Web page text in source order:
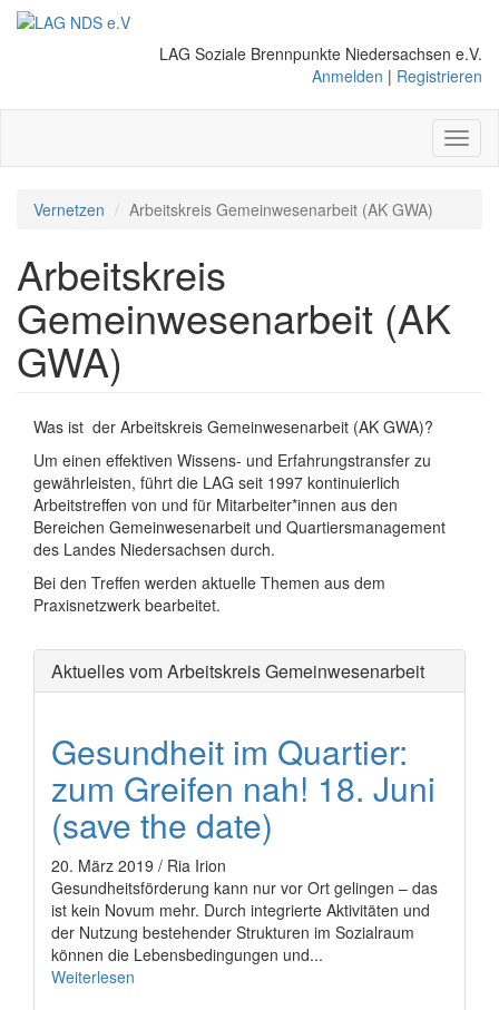
Direkt
zum
LAG Soziale Brennpunkte Niedersachsen e.V.
Anmelden | Registrieren
Vernetzen Arbeitskreis Gemeinwesenarbeit (AK GWA)
Arbeitskreis
Gemeinwesenarbeit (AK
GWA)
Was ist der Arbeitskreis Gemeinwesenarbeit (AK GWA)?
Um einen effektiven Wissens- und Erfahrungstransfer zu
gewährleisten, führt die LAG seit 1997 kontinuierlich
Arbeitstreffen von und für Mitarbeiter*innen aus den
Bereichen Gemeinwesenarbeit und Quartiersmanagement
des Landes Niedersachsen durch.
Bei den Treffen werden aktuelle Themen aus dem
Praxisnetzwerk bearbeitet.
Aktuelles vom Arbeitskreis Gemeinwesenarbeit
Gesundheit im Quartier:
zum Greifen nah! 18. Juni
(save the date)
20. März 2019 / Ria Irion
Gesundheitsförderung kann nur vor Ort gelingen – das
ist kein Novum mehr. Durch integrierte Aktivitäten und
der Nutzung bestehender Strukturen im Sozialraum
können die Lebensbedingungen und...
Weiterlesen